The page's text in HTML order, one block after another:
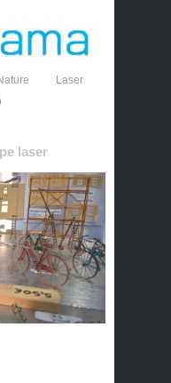
Laser
laser